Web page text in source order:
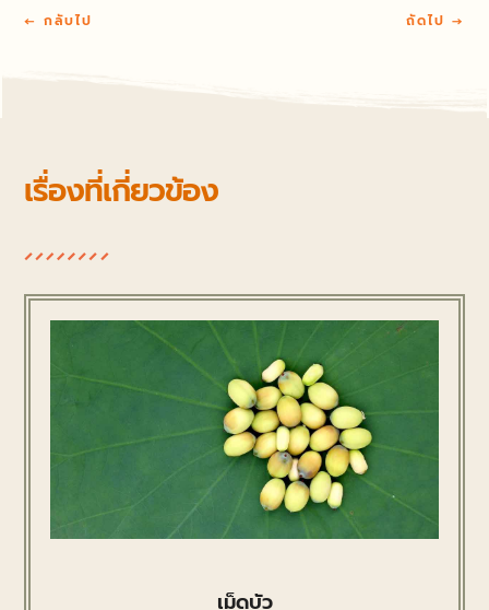
←กลับไป ถัดไป →
เรื่องที่เกี่ยวข้อง
เม็ดบัว